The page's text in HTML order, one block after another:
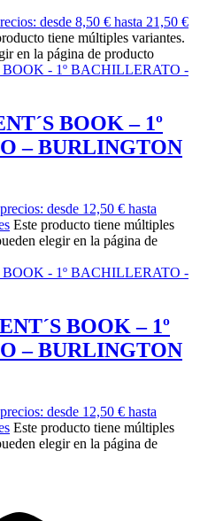
desde 8,50 € hasta 21,50 €
tiene múltiples variantes.
en la página de producto
BOOK – 1º
– BURLINGTON
desde 12,50 € hasta
Este producto tiene múltiples
elegir en la página de
BOOK – 1º
– BURLINGTON
desde 12,50 € hasta
Este producto tiene múltiples
elegir en la página de